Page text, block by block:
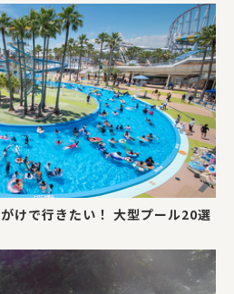
けで行きたい！ 大型プール20選